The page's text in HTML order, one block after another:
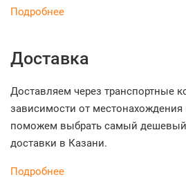
Подробнее
Доставка
Доставляем через транспортные
зависимости от местонахождения
поможем выбрать самый
доставки в Казани.
Подробнее